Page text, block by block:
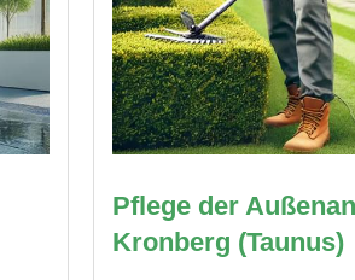
Pflege der
Kronberg (Taunus)